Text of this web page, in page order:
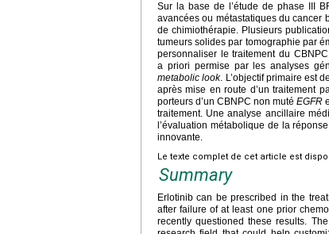
Sur la base de l’étude de phase III
avancées ou métastatiques du cancer
de chimiothérapie. Plusieurs
tumeurs solides par tomographie par
personnaliser le traitement du
a priori permise par les analyses
metabolic look. L’objectif primaire est
après mise en route d’un traitement
porteurs d’un CBNPC non muté EGFR
traitement. Une analyse ancillaire
l’évaluation métabolique de la
innovante.
Le texte complet de cet article est
Summary
Erlotinib can be prescribed in the
after failure of at least one prior
recently questioned these results.